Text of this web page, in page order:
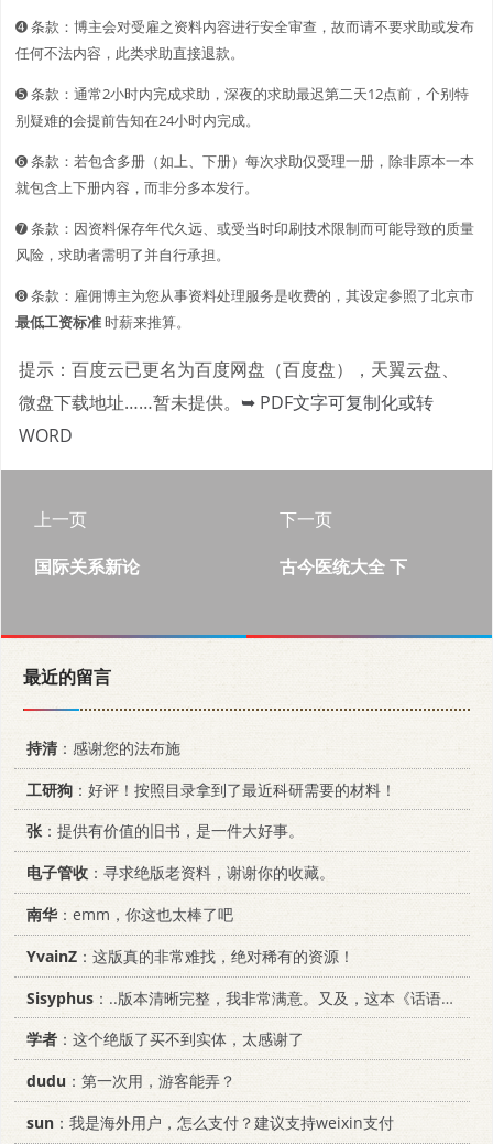
➍ 条款：博主会对受雇之资料内容进行安全审查，故而请不要求助或发布
任何不法内容，此类求助直接退款。
➎ 条款：通常2小时内完成求助，深夜的求助最迟第二天12点前，个别特
别疑难的会提前告知在24小时内完成。
➏ 条款：若包含多册（如上、下册）每次求助仅受理一册，除非原本一本
就包含上下册内容，而非分多本发行。
➐ 条款：因资料保存年代久远、或受当时印刷技术限制而可能导致的质量
风险，求助者需明了并自行承担。
➑ 条款：雇佣博主为您从事资料处理服务是收费的，其设定参照了北京市
最低工资标准时薪来推算。
提示：百度云已更名为百度网盘（百度盘），天翼云盘、
微盘下载地址……暂未提供。 ➥ PDF文字可复制化或转
WORD
上一页
国际关系新论
下一页
古今医统大全 下
最近的留言
持清：感谢您的法布施
工研狗 ：好评！按照目录拿到了最近科研需要的材料！
张：提供有价值的旧书，是一件大好事。
电子管收 ：寻求绝版老资料，谢谢你的收藏。
南华 ：emm，你这也太棒了吧
YvainZ ：这版真的非常难找，绝对稀有的资源！
Sisyphus ：..版本清晰完整，我非常满意。又及，这本《话语的真相》...
学者 ：这个绝版了买不到实体，太感谢了
dudu ：第一次用，游客能弄？
sun ：我是海外用户，怎么支付？建议支持weixin支付